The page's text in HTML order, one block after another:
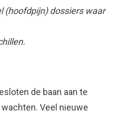
(hoofdpijn) dossiers waar
de baan aan te
Veel nieuwe